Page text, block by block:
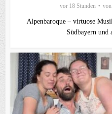
vor 18 Stunden von
Alpenbaroque – virtuose
Südbayern und